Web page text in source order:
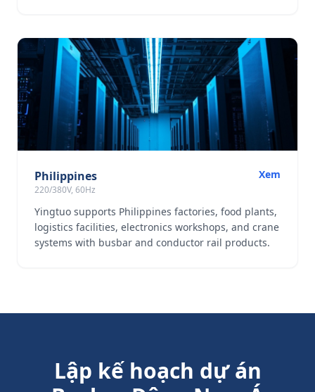
Philippines
220/380V, 60Hz
Xem
Yingtuo supports Philippines factories, food plants,
logistics facilities, electronics workshops, and crane
systems with busbar and conductor rail products.
Lập kế hoạch dự án